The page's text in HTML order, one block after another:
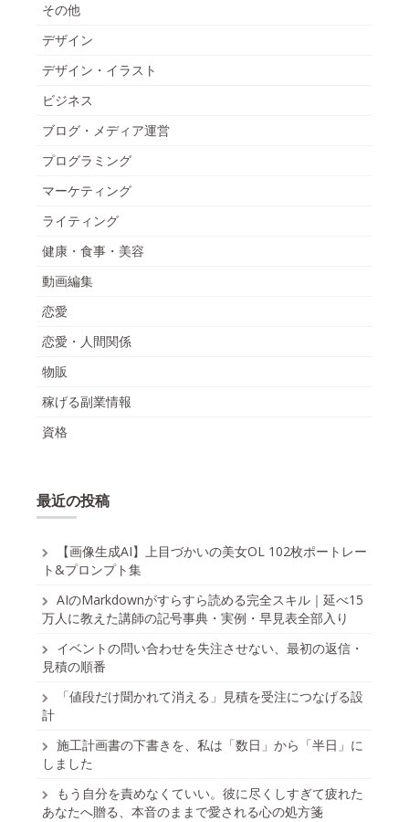
その他
デザイン
デザイン・イラスト
ビジネス
ブログ・メディア運営
プログラミング
マーケティング
ライティング
健康・食事・美容
動画編集
恋愛
恋愛・人間関係
物販
稼げる副業情報
資格
最近の投稿
【画像生成AI】上目づかいの美女OL 102枚ポートレー
ト&プロンプト集
AIのMarkdownがすらすら読める完全スキル｜延べ15
万人に教えた講師の記号事典・実例・早見表全部入り
イベントの問い合わせを失注させない、最初の返信・
見積の順番
「値段だけ聞かれて消える」見積を受注につなげる設
計
施工計画書の下書きを、私は「数日」から「半日」に
しました
もう自分を責めなくていい。彼に尽くしすぎて疲れた
あなたへ贈る、本音のままで愛される心の処方箋